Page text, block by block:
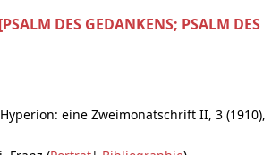
DES GEDANKENS; PSALM DES
Hyperion: eine Zweimonatschrift II, 3 (1910),